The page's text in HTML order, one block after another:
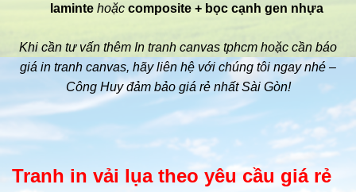
laminte hoặc composite + bọc cạnh gen nhựa
Khi cần tư vấn thêm In tranh canvas tphcm hoặc cần báo
giá in tranh canvas, hãy liên hệ với chúng tôi ngay nhé –
Công Huy đảm bảo giá rẻ nhất Sài Gòn!
Tranh in vải lụa theo yêu cầu giá rẻ